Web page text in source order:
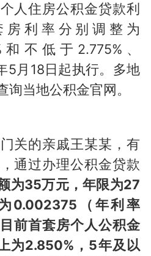
住房公积金贷款利
利率分别调整为
和不低于2.775%、
5月18日起执行。多地
当地公积金官网。
的亲戚王某某，有
通过办理公积金贷款
为35万元，年限为27
0.002375（年利率
前首套房个人公积金
为2.850%，5年及以